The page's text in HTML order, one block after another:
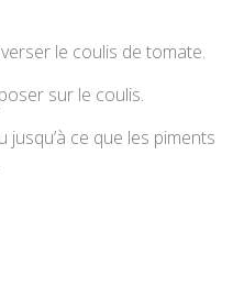
le coulis de tomate.
sur le coulis.
ce que les piments